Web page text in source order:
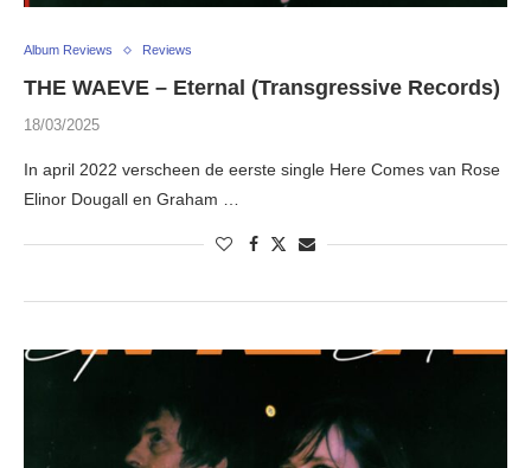
Album Reviews Reviews
THE WAEVE – Eternal (Transgressive Records)
18/03/2025
In april 2022 verscheen de eerste single Here Comes van Rose
Elinor Dougall en Graham …